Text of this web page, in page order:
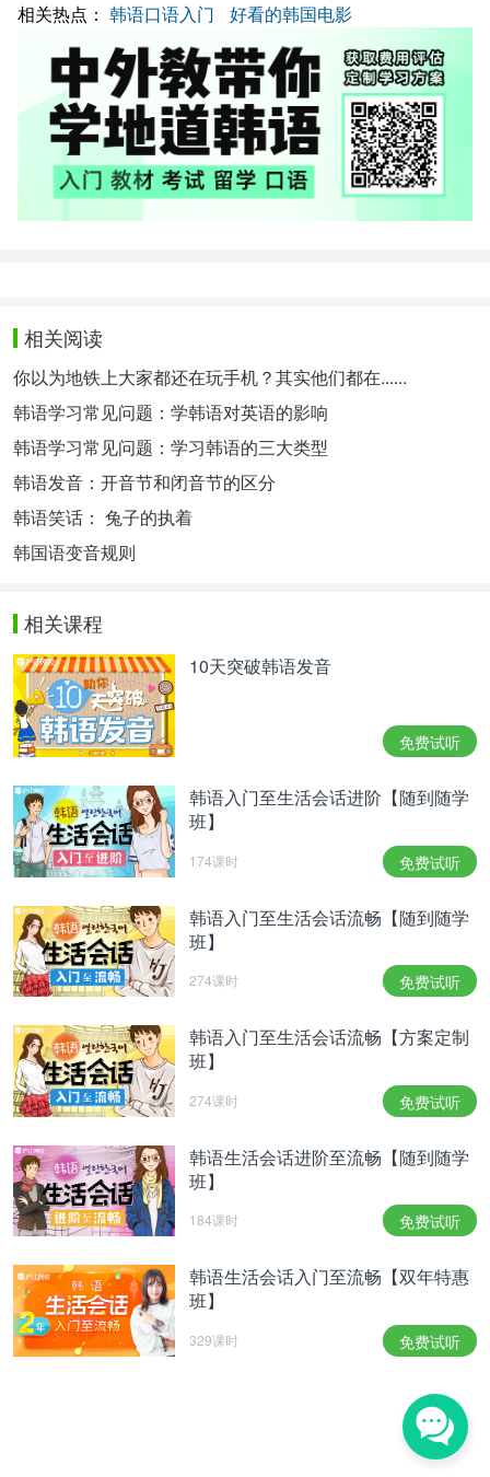
相关热点： 韩语口语入门 好看的韩国电影
相关阅读
你以为地铁上大家都还在玩手机？其实他们都在......
韩语学习常见问题：学韩语对英语的影响
韩语学习常见问题：学习韩语的三大类型
韩语发音：开音节和闭音节的区分
韩语笑话： 兔子的执着
韩国语变音规则
相关课程
10天突破韩语发音
免费试听
韩语入门至生活会话进阶【随到随学
班】
174课时 免费试听
韩语入门至生活会话流畅【随到随学
班】
274课时 免费试听
韩语入门至生活会话流畅【方案定制
班】
274课时 免费试听
韩语生活会话进阶至流畅【随到随学
班】
184课时 免费试听
韩语生活会话入门至流畅【双年特惠
班】
329课时 免费试听